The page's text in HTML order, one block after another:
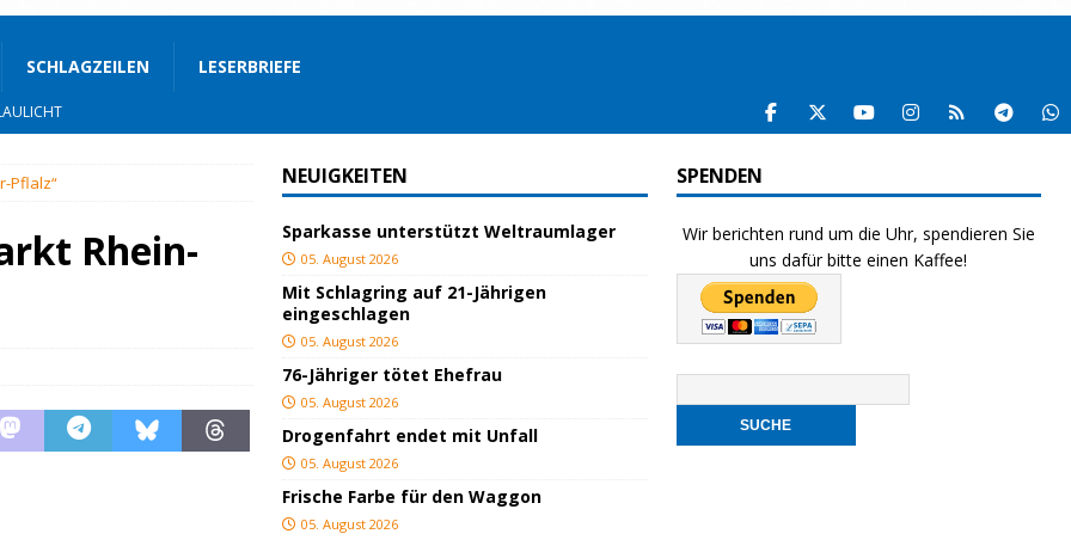
SCHLAGZEILEN LESERBRIEFE
JUGEND/BILDUNG
Pflalz“
Rhein-
NEUIGKEITEN
Sparkasse unterstützt Weltraumlager
05. August 2026
Mit Schlagring auf 21-Jährigen
eingeschlagen
05. August 2026
76-Jähriger tötet Ehefrau
05. August 2026
Drogenfahrt endet mit Unfall
05. August 2026
Frische Farbe für den Waggon
05. August 2026
SPENDEN
Wir berichten rund um die Uhr, spendieren Sie
uns dafür bitte einen Kaffee!